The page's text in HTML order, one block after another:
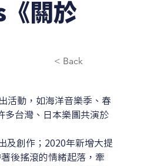
關於
< Back
活動，如海洋音樂季、春
台灣、日本樂團共演於
及創作；2020年新增大提
後搖滾的情緒起落，牽